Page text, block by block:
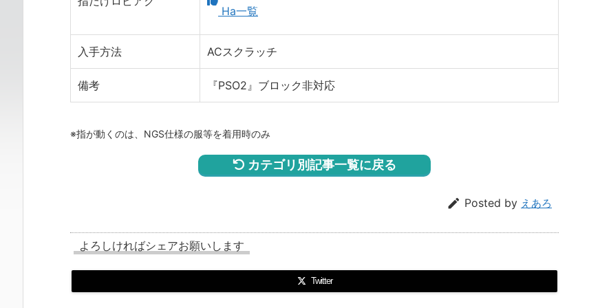
Ha一覧
入手方法 ACスクラッチ
備考 『PSO2』ブロック非対応
※指が動くのは、NGS仕様の服等を着用時のみ
カテゴリ別記事一覧に戻る
 Posted by えあろ
よろしければシェアお願いします
Twitter